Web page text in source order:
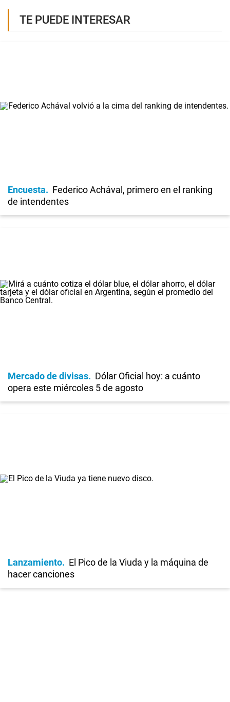
TE PUEDE INTERESAR
Encuesta
Federico Achával, primero en el ranking
de intendentes
Mercado de divisas
Dólar Oficial hoy: a cuánto
opera este miércoles 5 de agosto
Lanzamiento
El Pico de la Viuda y la máquina de
hacer canciones